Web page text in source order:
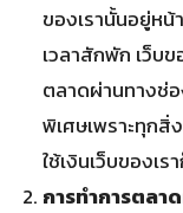
ของเรานั้นอยู่หน้
เวลาสักพัก เว็บ
ตลาดผ่านทางช่อ
พิเศษเพราะทุกสิ่
ใช้เงินเว็บของเ
การทำการตลา